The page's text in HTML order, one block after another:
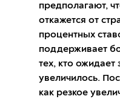
предполагают,
откажется от
процентных
поддерживает
тех, кто
увеличилось.
как резкое